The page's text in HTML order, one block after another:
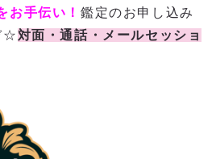
お手伝い！鑑定のお申し込み
☆対面・通話・メールセッショ